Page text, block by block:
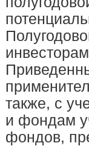
также, с
и фондам
фондов,